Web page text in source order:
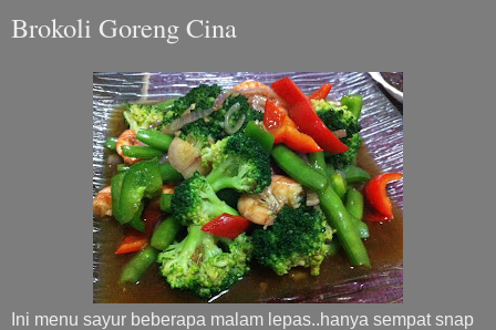
Brokoli Goreng Cina
Ini menu sayur beberapa malam lepas..hanya sempat snap